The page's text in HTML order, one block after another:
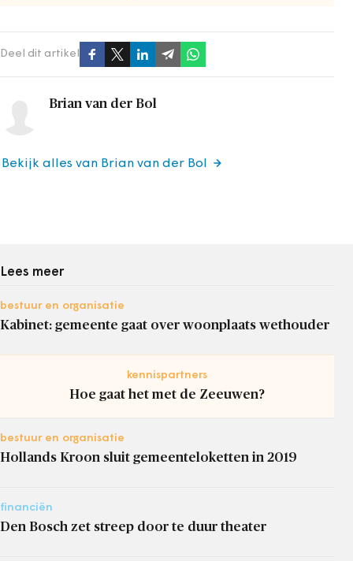
Deel dit artikel
Brian van der Bol
Bekijk alles van Brian van der Bol
Lees meer
bestuur en organisatie
Kabinet: gemeente gaat over woonplaats wethouder
kennispartners
Hoe gaat het met de Zeeuwen?
bestuur en organisatie
Hollands Kroon sluit gemeenteloketten in 2019
financiën
Den Bosch zet streep door te duur theater